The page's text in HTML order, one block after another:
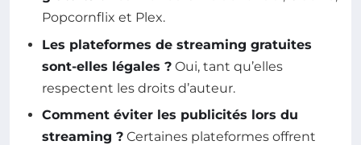
Popcornflix et Plex.
Les plateformes de streaming gratuites
sont-elles légales ? Oui, tant qu’elles
respectent les droits d’auteur.
Comment éviter les publicités lors du
streaming ? Certaines plateformes offrent